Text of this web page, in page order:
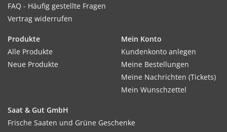
FAQ - Häufig gestellte Fragen
Vertrag widerrufen
Produkte
Alle Produkte
Neue Produkte
Mein Konto
Kundenkonto anlegen
Meine Bestellungen
Meine Nachrichten (Tickets)
Mein Wunschzettel
Saat & Gut GmbH
Frische Saaten und Grüne Geschenke